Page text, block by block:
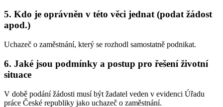
5. Kdo je oprávněn v této věci jednat (podat žádost
apod.)
Uchazeč o zaměstnání, který se rozhodl samostatně podnikat.
6. Jaké jsou podmínky a postup pro řešení životní
situace
V době podání žádosti musí být žadatel veden v evidenci Úřadu
práce České republiky jako uchazeč o zaměstnání.